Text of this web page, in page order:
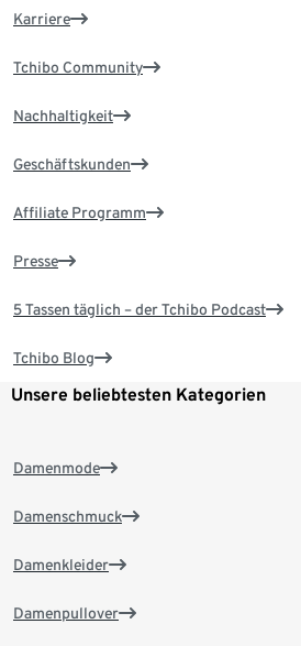
Karriere
Tchibo Community
Nachhaltigkeit
Geschäftskunden
Affiliate Programm
Presse
5 Tassen täglich – der Tchibo Podcast
Tchibo Blog
Unsere beliebtesten Kategorien
Damenmode
Damenschmuck
Damenkleider
Damenpullover